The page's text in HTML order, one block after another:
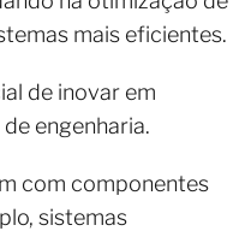
mais eficientes.
de inovar em
engenharia.
com componentes
sistemas